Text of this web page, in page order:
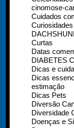
cinomose-
Cuidados
Curtas
Datas
DIABETES
Dicas e
Dicas
estimação
Dicas Pets
Diversão
Diversidade
Doenças e